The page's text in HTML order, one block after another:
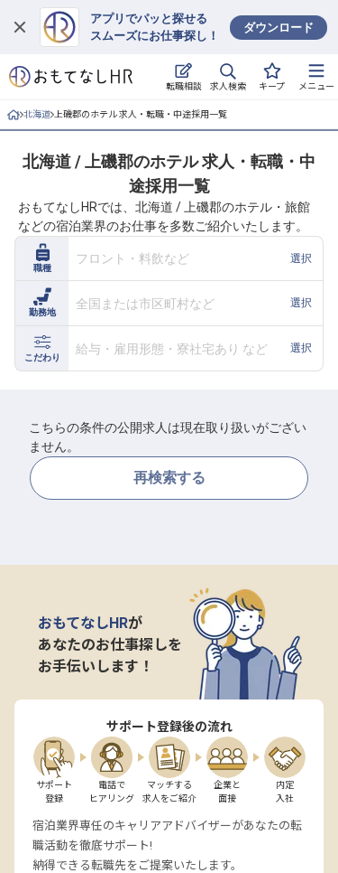
アプリでパッと探せる
スムーズにお仕事探し！
ダウンロード
転職相談 求人検索 キープ メニュー
ログイン
求人・施設を探す
就職・転職 合同説明会
おもてなしHRについて
ご利用の流れ
よくある質問
ホテル・宿泊業界情報コラム
無料 転職サポートに申し込む
採用をお考えの企業様へ
北海道 上磯郡のホテル 求人・転職・中途採用一覧
北海道 / 上磯郡のホテル 求人・転職・中
途採用一覧
おもてなしHRでは、北海道 / 上磯郡のホテル・旅館
などの宿泊業界のお仕事を多数ご紹介いたします。
職種
フロント・料飲など 選択
勤務地
全国または市区町村など 選択
こだわり
給与・雇用形態・寮社宅あり など 選択
こちらの条件の公開求人は現在取り扱いがござい
ません。
再検索する
おもてなしHRが
あなたのお仕事探しを
お手伝いします！
サポート登録後の流れ
サポート
登録
電話で
ヒアリング
マッチする
求人をご紹介
企業と
面接
内定
入社
宿泊業界専任のキャリアアドバイザーがあなたの転
職活動を徹底サポート!
納得できる転職先をご提案いたします。